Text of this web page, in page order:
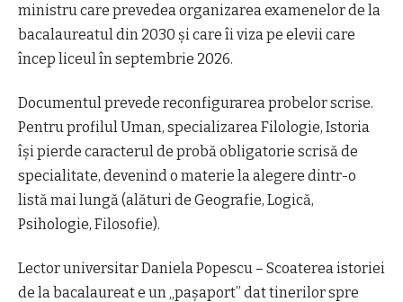
ministru care prevedea organizarea examenelor de la
bacalaureatul din 2030 şi care îi viza pe elevii care
încep liceul în septembrie 2026.
Documentul prevede reconfigurarea probelor scrise.
Pentru profilul Uman, specializarea Filologie, Istoria
îşi pierde caracterul de probă obligatorie scrisă de
specialitate, devenind o materie la alegere dintr-o
listă mai lungă (alături de Geografie, Logică,
Psihologie, Filosofie).
Lector universitar Daniela Popescu – Scoaterea istoriei
de la bacalaureat e un „paşaport” dat tinerilor spre